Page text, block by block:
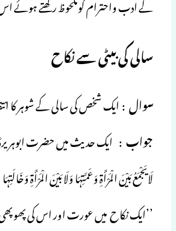
سالی کی بیٹی سے نکاح
سوال: ایک شخص کی سالی کے شوہر کا
جواب: ایک حدیث میں حضرت ابوہریرہؓ
لَایَجْمَعُ بَیْنَ الْمَرْأَۃِ وَعَمَّتِہَا وَلَا بَیْنَ الْمَرْأَۃِ وَخَالَتِہَا (بخاری :
’’ایک نکاح میں عورت اور اس کی